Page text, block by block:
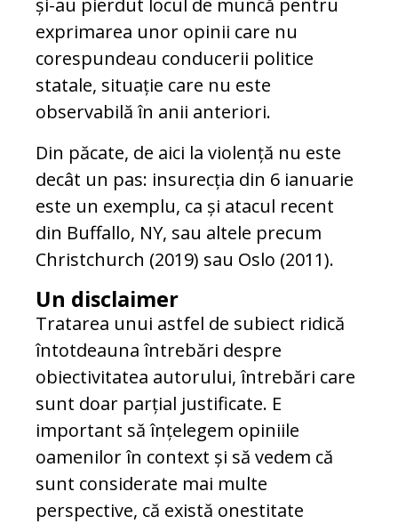
și-au pierdut locul de muncă pentru
exprimarea unor opinii care nu
corespundeau conducerii politice
statale, situație care nu este
observabilă în anii anteriori.
Din păcate, de aici la violență nu este
decât un pas: insurecția din 6 ianuarie
este un exemplu, ca și atacul recent
din Buffallo, NY, sau altele precum
Christchurch (2019) sau Oslo (2011).
Un disclaimer
Tratarea unui astfel de subiect ridică
întotdeauna întrebări despre
obiectivitatea autorului, întrebări care
sunt doar parțial justificate. E
important să înțelegem opiniile
oamenilor în context și să vedem că
sunt considerate mai multe
perspective, că există onestitate